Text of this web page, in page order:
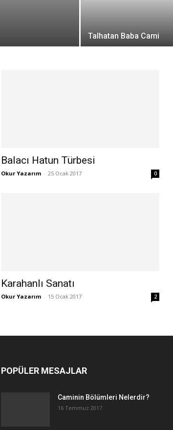
Talhatan Baba Cami
Balacı Hatun Türbesi
Okur Yazarım - 25 Ocak 2017 0
Karahanlı Sanatı
Okur Yazarım - 15 Ocak 2017 2
POPÜLER MESAJLAR
Caminin Bölümleri Nelerdir?
16 Temmuz 2017